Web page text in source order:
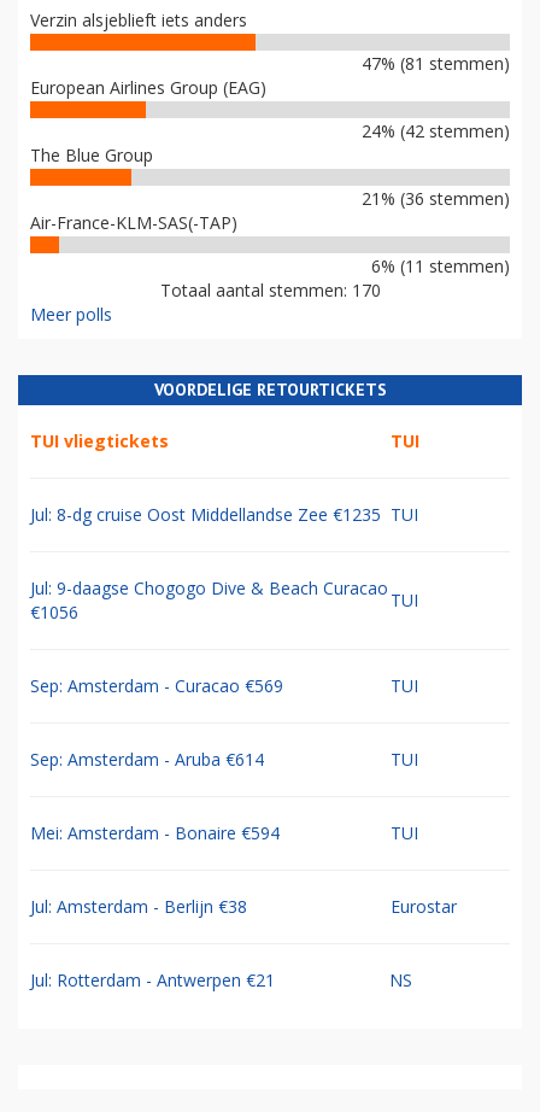
Verzin alsjeblieft iets anders
47% (81 stemmen)
European Airlines Group (EAG)
24% (42 stemmen)
The Blue Group
21% (36 stemmen)
Air-France-KLM-SAS(-TAP)
6% (11 stemmen)
Totaal aantal stemmen: 170
Meer polls
VOORDELIGE RETOURTICKETS
TUI vliegtickets TUI
Jul: 8-dg cruise Oost Middellandse Zee €1235 TUI
Jul: 9-daagse Chogogo Dive & Beach Curacao
€1056
TUI
Sep: Amsterdam - Curacao €569 TUI
Sep: Amsterdam - Aruba €614 TUI
Mei: Amsterdam - Bonaire €594 TUI
Jul: Amsterdam - Berlijn €38 Eurostar
Jul: Rotterdam - Antwerpen €21 NS